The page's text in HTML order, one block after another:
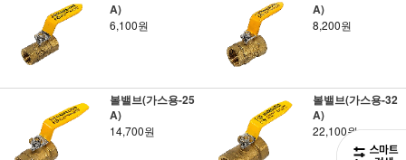
A)
6,100원
A)
8,200원
볼밸브(가스용-25
A)
14,700원
볼밸브(가스용-32
A)
22,100원